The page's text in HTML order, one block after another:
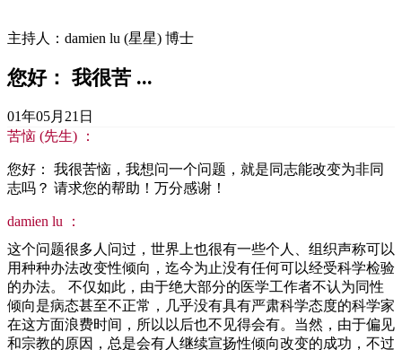
主持人：damien lu (星星) 博士
您好： 我很苦 ...
01年05月21日
苦恼 (先生) ：
您好： 我很苦恼，我想问一个问题，就是同志能改变为非同
志吗？ 请求您的帮助！万分感谢！
damien lu ：
这个问题很多人问过，世界上也很有一些个人、组织声称可以
用种种办法改变性倾向，迄今为止没有任何可以经受科学检验
的办法。 不仅如此，由于绝大部分的医学工作者不认为同性
倾向是病态甚至不正常，几乎没有具有严肃科学态度的科学家
在这方面浪费时间，所以以后也不见得会有。当然，由于偏见
和宗教的原因，总是会有人继续宣扬性倾向改变的成功，不过